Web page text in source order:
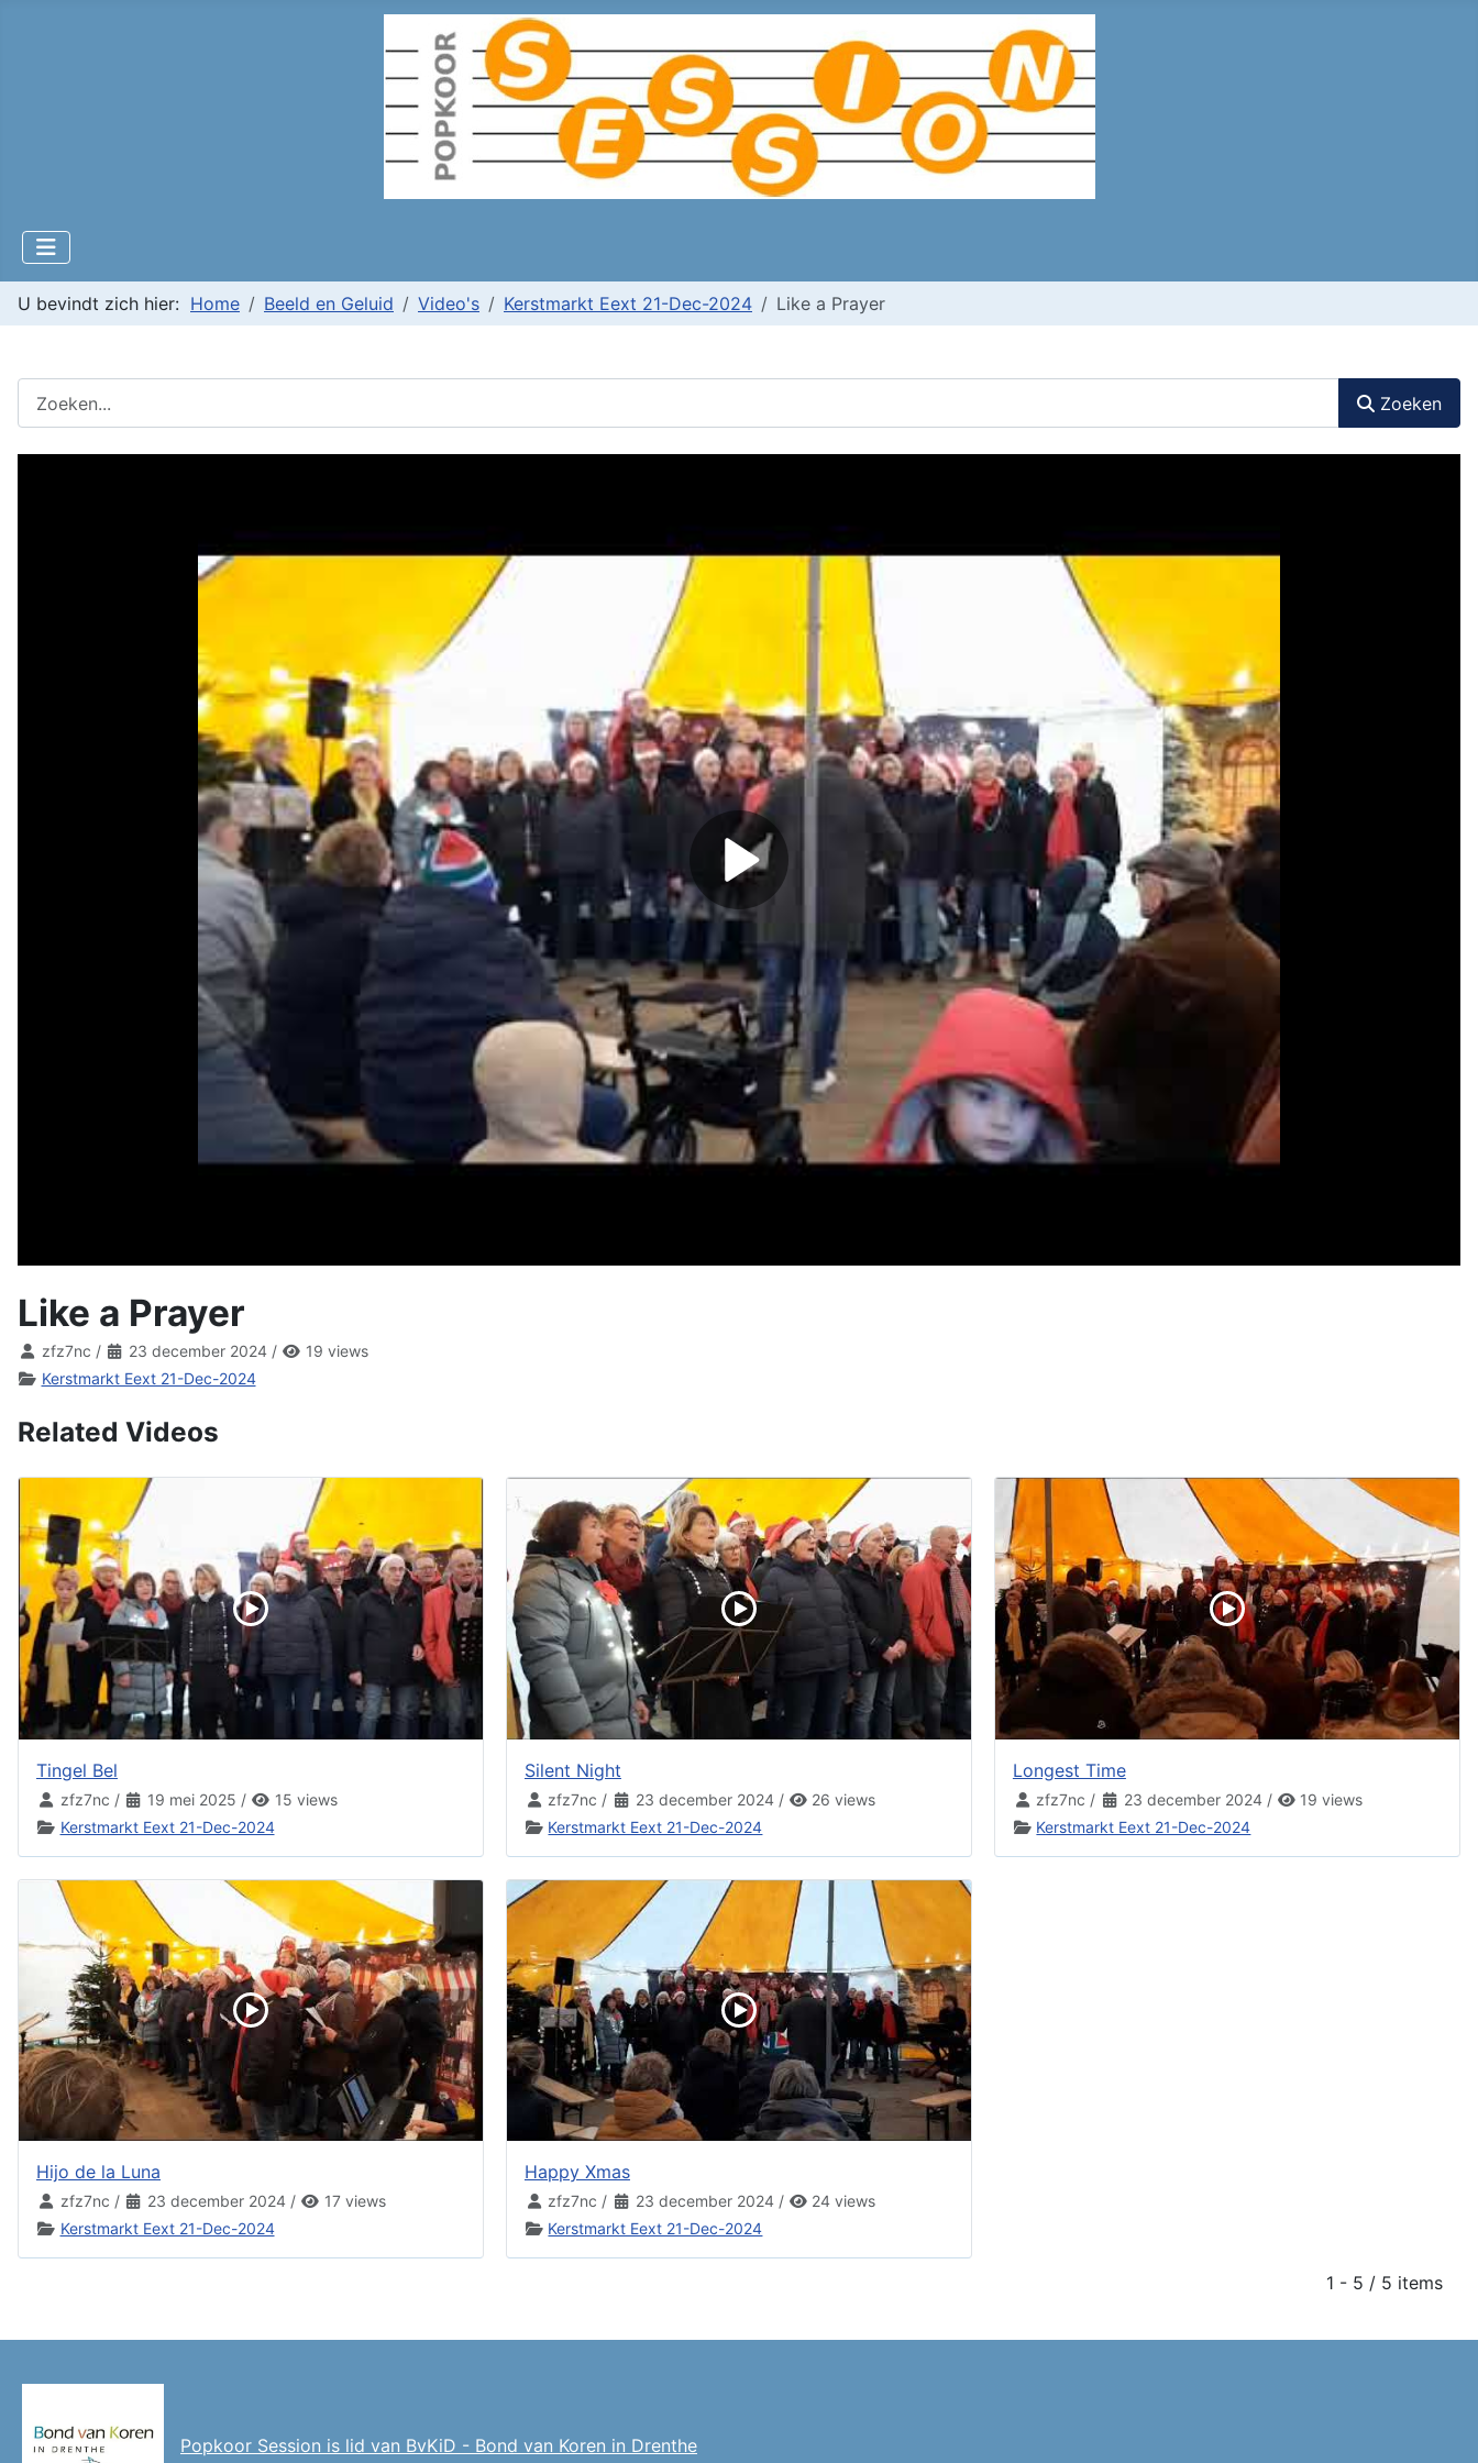
U bevindt zich hier: Home Beeld en Geluid Video's Kerstmarkt Eext 21-Dec-2024 Like a Prayer
Zoeken
Like a Prayer
zfz7nc / 23 december 2024 /
19 views
Kerstmarkt Eext 21-Dec-2024
Related Videos
Tingel Bel
zfz7nc / 19 mei 2025 /
15 views
Kerstmarkt Eext 21-Dec-2024
Silent Night
zfz7nc / 23 december 2024/
26 views
Kerstmarkt Eext 21-Dec-2024
Longest Time
zfz7nc / 23 december 2024/
19 views
Kerstmarkt Eext 21-Dec-2024
Hijo de la Luna
zfz7nc / 23 december 2024 /
17 views
Kerstmarkt Eext 21-Dec-2024
Happy Xmas
zfz7nc / 23 december 2024/
24 views
Kerstmarkt Eext 21-Dec-2024
1 - 5 / 5 items
Popkoor Session is lid van BvKiD - Bond van Koren in Drenthe